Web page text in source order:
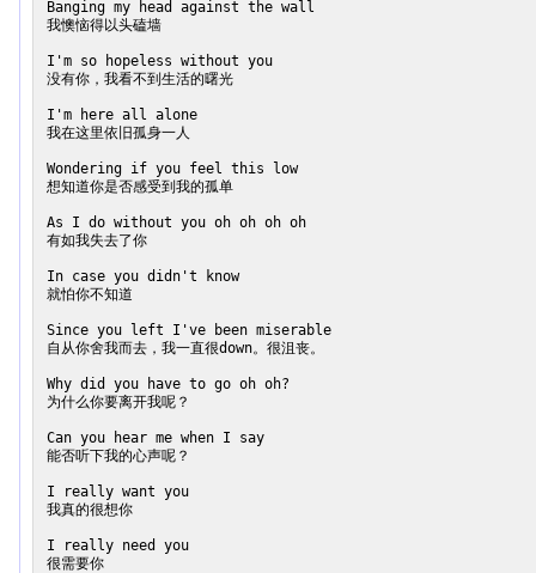
Banging my head against the wall
我懊恼得以头磕墙
I'm so hopeless without you
没有你，我看不到生活的曙光
I'm here all alone
我在这里依旧孤身一人
Wondering if you feel this low
想知道你是否感受到我的孤单
As I do without you oh oh oh oh
有如我失去了你
In case you didn't know
就怕你不知道
Since you left I've been miserable
自从你舍我而去，我一直很down。很沮丧。
Why did you have to go oh oh?
为什么你要离开我呢？
Can you hear me when I say
能否听下我的心声呢？
I really want you
我真的很想你
I really need you
很需要你